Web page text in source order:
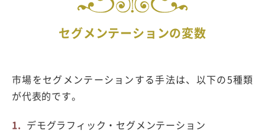
セグメンテーションの変数
市場をセグメンテーションする手法は、以下の5種類
が代表的です。
デモグラフィック・セグメンテーション